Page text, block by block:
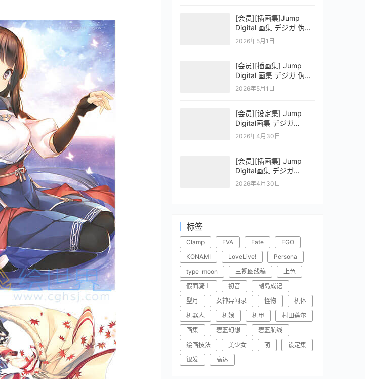
[会员][插画集]Jump
Digital 画集 デジガ 伪恋
ニセコイ 2
2026年5月1日
[会员][插画集] Jump
Digital 画集 デジガ 伪恋
ニセコイ 1
2026年5月1日
[会员][设定集] Jump
Digital画集 デジガ
CLAYMORE 2
2026年4月30日
[会员][插画集] Jump
Digital画集 デジガ
CLAYMORE 1
2026年4月30日
标签
Clamp EVA Fate
FGO
KONAMI
LoveLive!
Persona
type_moon
三视图线稿
上色
假面骑士
初音
副岛成记
型月
女神异闻录 怪物
机体
机器人
机娘 机甲
村田莲尔
画集
碧蓝幻想
碧蓝航线
绘画技法
美少女 萌
设定集
银发
高达